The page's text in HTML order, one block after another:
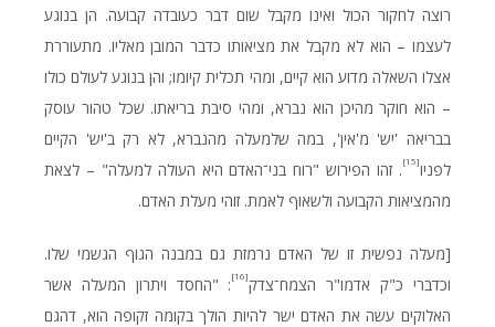
רוצה לחקור הכול ואינו מקבל שום דבר כעובדה קבועה. הן בנוגע
לעצמו – הוא לא מקבל את מציאותו כדבר המובן מאליו. מתעוררת
אצלו השאלה מדוע הוא קיים, ומהי תכלית קיומו; והן בנוגע לעולם כולו
– הוא חוקר מהיכן הוא נברא, ומהי סיבת בריאתו. שכל טהור עוסק
בבריאה 'יש' מ'אין', במה שלמעלה מהנברא, לא רק ב'יש' הקיים
לפניו[15]
. זהו הפירוש "רוח בני־האדם היא העולה למעלה" – לצאת
מהמציאות הקבועה ולשאוף לאמת. זוהי מעלת האדם.
[מעלה נפשית זו של האדם נרמזת גם במבנה הגוף הגשמי שלו.
וכדברי כ"ק אדמו"ר הצמח־צדק[16]
: "החסד ויתרון המעלה אשר
האלוקים עשה את האדם ישר להיות הולך בקומה זקופה הוא, דהגם